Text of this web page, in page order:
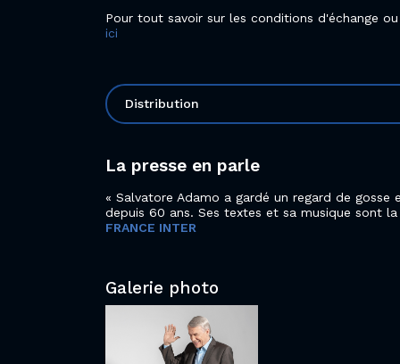
Pour tout savoir sur les conditions d'échange
ici
Distribution
La presse en parle
Salvatore Adamo a gardé un regard de gosse
depuis 60 ans. Ses textes et sa musique sont
FRANCE INTER
Galerie photo